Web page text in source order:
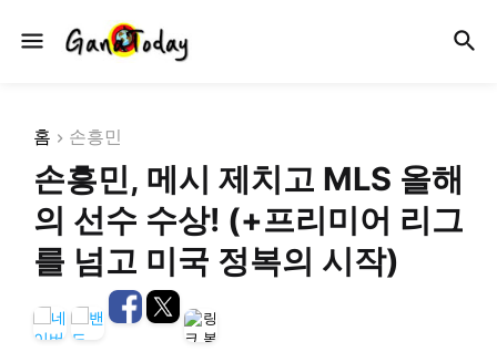
홈 손흥민
손흥민, 메시 제치고 MLS 올해
의 선수 수상! (+프리미어 리그
를 넘고 미국 정복의 시작)